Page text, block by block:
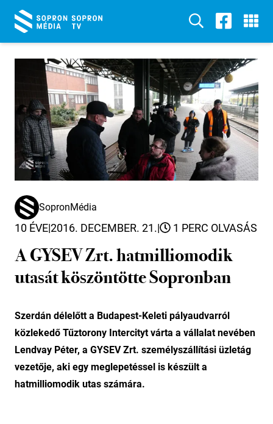
SopronMédia
10 ÉVE|2016. DECEMBER. 21.| 1 PERC OLVASÁS
A GYSEV Zrt. hatmilliomodik
utasát köszöntötte Sopronban
Szerdán délelőtt a Budapest-Keleti pályaudvarról
közlekedő Tűztorony Intercityt várta a vállalat nevében
Lendvay Péter, a GYSEV Zrt. személyszállítási üzletág
vezetője, aki egy meglepetéssel is készült a
hatmilliomodik utas számára.